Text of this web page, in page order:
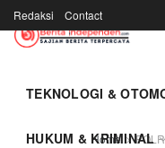
Redaksi Contact
TEKNOLOGI &
HUKUM & KRIMINAL
Home